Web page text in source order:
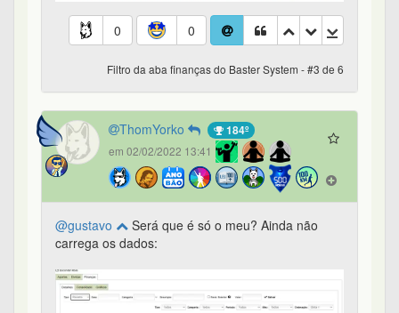
0 0
Filtro da aba finanças do Baster System - #3 de 6
ThomYorko 184º
em 02/02/2022 13:41
@gustavo
Será que é só o meu? Ainda não
carrega os dados: